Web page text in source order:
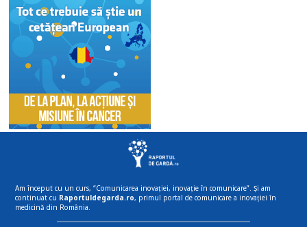
Am început cu un curs, “Comunicarea inovației, inovație în comunicare”. Și am
continuat cu Raportuldegarda.ro, primul portal de comunicare a inovației în
medicină din România.